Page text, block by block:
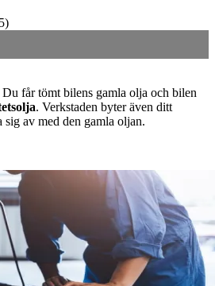
)
får tömt bilens gamla olja och bilen
. Verkstaden byter även ditt
av med den gamla oljan.